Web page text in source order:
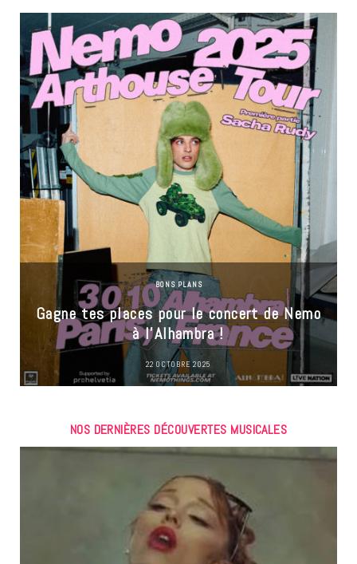
BONS PLANS
Gagne tes places pour le concert de Nemo
à l’Alhambra !
22 OCTOBRE 2025
NOS DERNIÈRES DÉCOUVERTES MUSICALES